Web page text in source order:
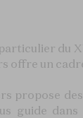
du
offre un
propose des
guide